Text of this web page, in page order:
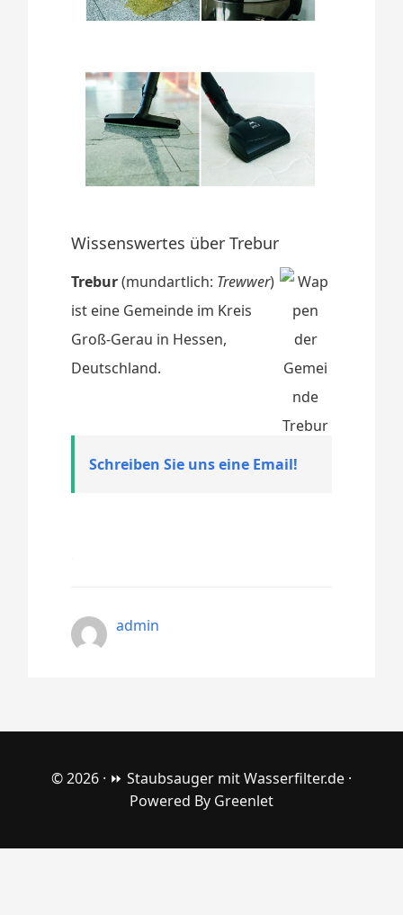
Wissenswertes über Trebur
Trebur(mundartlich: Trewwer)
ist eine Gemeinde im Kreis
Groß-Gerau in Hessen,
Deutschland.
Schreiben Sie uns eine Email!
admin
© 2026 · ⏩ Staubsauger mit Wasserfilter.de ·
Powered By Greenlet